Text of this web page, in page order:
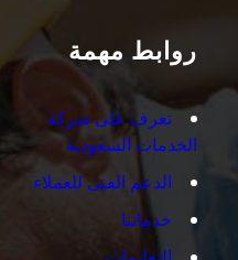
روابط مهمة
تعرف على شركة
الخدمات السعودية
الدعم الفنى للعملاء
خدماتنا